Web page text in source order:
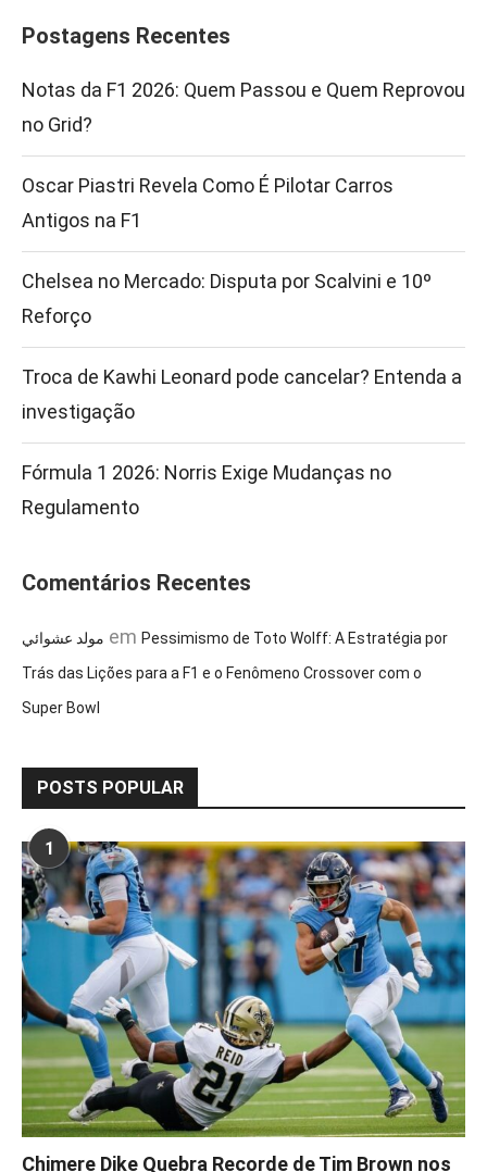
Postagens Recentes
Notas da F1 2026: Quem Passou e Quem Reprovou
no Grid?
Oscar Piastri Revela Como É Pilotar Carros
Antigos na F1
Chelsea no Mercado: Disputa por Scalvini e 10º
Reforço
Troca de Kawhi Leonard pode cancelar? Entenda a
investigação
Fórmula 1 2026: Norris Exige Mudanças no
Regulamento
Comentários Recentes
مولد عشوائي em Pessimismo de Toto Wolff: A Estratégia por
Trás das Lições para a F1 e o Fenômeno Crossover com o
Super Bowl
POSTS POPULAR
1
Chimere Dike Quebra Recorde de Tim Brown nos